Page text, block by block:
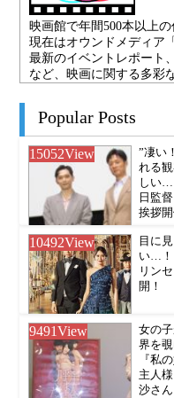
映画館で年間500本以上
現在はオウンドメディア
最新のイベントレポート
など、映画に関する多彩
Popular Posts
15052View
”凄い
れる
しい…
日監
挨拶開
10492View
目に
い…！
リン
開！
9491View
女の
界を
『私
主人
沙さ